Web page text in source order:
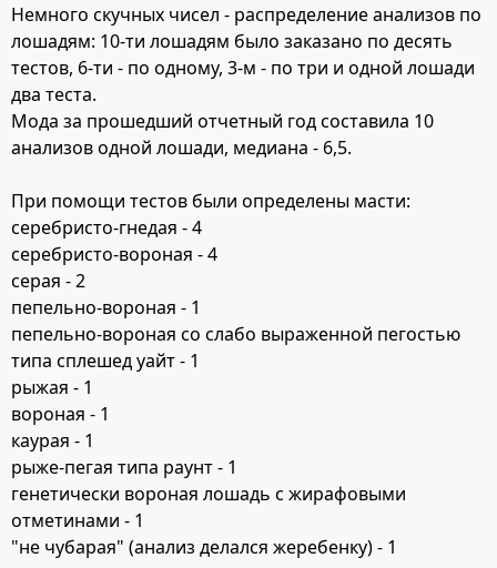
Немного скучных чисел - распределение анализов по
лошадям: 10-ти лошадям было заказано по десять
тестов, 6-ти - по одному, 3-м - по три и одной лошади
два теста.
Мода за прошедший отчетный год составила 10
анализов одной лошади, медиана - 6,5.
При помощи тестов были определены масти:
серебристо-гнедая - 4
серебристо-вороная - 4
серая - 2
пепельно-вороная - 1
пепельно-вороная со слабо выраженной пегостью
типа сплешед уайт - 1
рыжая - 1
вороная - 1
каурая - 1
рыже-пегая типа раунт - 1
генетически вороная лошадь с жирафовыми
отметинами - 1
"не чубарая" (анализ делался жеребенку) - 1